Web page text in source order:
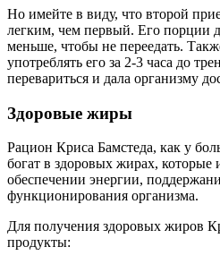
Но имейте в виду, что второй
легким, чем первый. Его порции
меньше, чтобы не переедать.
употреблять его за 2-3 часа до
перевариться и дала организму
Здоровые жиры
Рацион Криса Бамстеда, как у
богат в здоровых жирах,
обеспечении энергии,
функционирования организма.
Для получения здоровых жиров
продукты: